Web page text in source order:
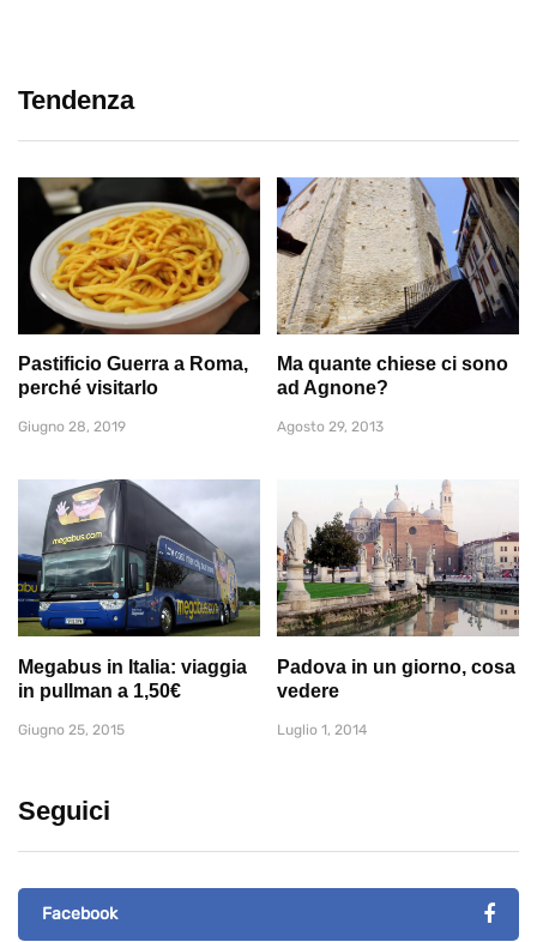
Tendenza
Pastificio Guerra a Roma,
perché visitarlo
Giugno 28, 2019
Ma quante chiese ci sono
ad Agnone?
Agosto 29, 2013
Megabus in Italia: viaggia
in pullman a 1,50€
Giugno 25, 2015
Padova in un giorno, cosa
vedere
Luglio 1, 2014
Seguici
Facebook